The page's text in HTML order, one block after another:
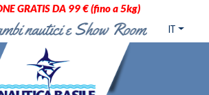
GRATIS DA 99 € (fino a 5kg)
IT